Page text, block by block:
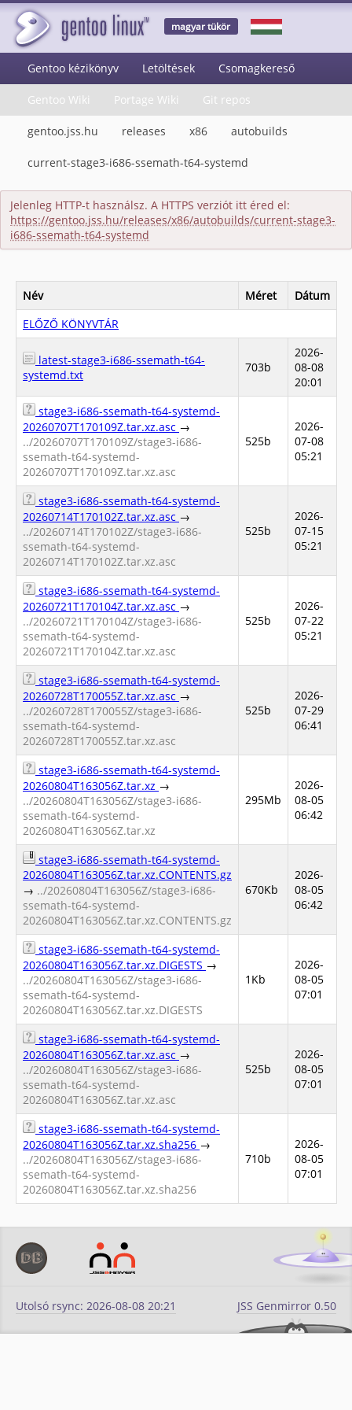
magyar tükör
Gentoo kézikönyv Letöltések Csomagkereső
Gentoo Wiki Portage Wiki Git repos
gentoo.jss.hu releases x86 autobuilds
current-stage3-i686-ssemath-t64-systemd
Jelenleg HTTP-t használsz. A HTTPS verziót itt éred el:
https://gentoo.jss.hu/releases/x86/autobuilds/current-stage3-
i686-ssemath-t64-systemd
Név Méret
Dátum
ELŐZŐ KÖNYVTÁR
latest-stage3-i686-ssemath-t64-
systemd.txt
703b
2026-
08-08
20:01
stage3-i686-ssemath-t64-systemd-
20260707T170109Z.tar.xz.asc →
../20260707T170109Z/stage3-i686-
ssemath-t64-systemd-
20260707T170109Z.tar.xz.asc
525b
2026-
07-08
05:21
stage3-i686-ssemath-t64-systemd-
20260714T170102Z.tar.xz.asc →
../20260714T170102Z/stage3-i686-
ssemath-t64-systemd-
20260714T170102Z.tar.xz.asc
525b
2026-
07-15
05:21
stage3-i686-ssemath-t64-systemd-
20260721T170104Z.tar.xz.asc →
../20260721T170104Z/stage3-i686-
ssemath-t64-systemd-
20260721T170104Z.tar.xz.asc
525b
2026-
07-22
05:21
stage3-i686-ssemath-t64-systemd-
20260728T170055Z.tar.xz.asc →
../20260728T170055Z/stage3-i686-
ssemath-t64-systemd-
20260728T170055Z.tar.xz.asc
525b
2026-
07-29
06:41
stage3-i686-ssemath-t64-systemd-
20260804T163056Z.tar.xz →
../20260804T163056Z/stage3-i686-
ssemath-t64-systemd-
20260804T163056Z.tar.xz
295Mb
2026-
08-05
06:42
stage3-i686-ssemath-t64-systemd-
20260804T163056Z.tar.xz.CONTENTS.gz
→ ../20260804T163056Z/stage3-i686-
ssemath-t64-systemd-
20260804T163056Z.tar.xz.CONTENTS.gz
670Kb
2026-
08-05
06:42
stage3-i686-ssemath-t64-systemd-
20260804T163056Z.tar.xz.DIGESTS →
../20260804T163056Z/stage3-i686-
ssemath-t64-systemd-
20260804T163056Z.tar.xz.DIGESTS
1Kb
2026-
08-05
07:01
stage3-i686-ssemath-t64-systemd-
20260804T163056Z.tar.xz.asc →
../20260804T163056Z/stage3-i686-
ssemath-t64-systemd-
20260804T163056Z.tar.xz.asc
525b
2026-
08-05
07:01
stage3-i686-ssemath-t64-systemd-
20260804T163056Z.tar.xz.sha256 →
../20260804T163056Z/stage3-i686-
ssemath-t64-systemd-
20260804T163056Z.tar.xz.sha256
710b
2026-
08-05
07:01
Utolsó rsync: 2026-08-08 20:21 JSS Genmirror 0.50